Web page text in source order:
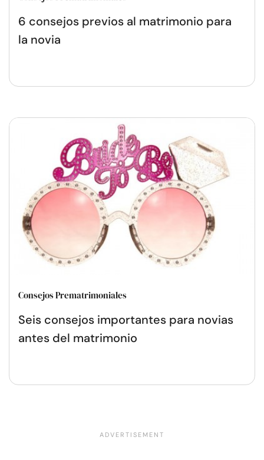
6 consejos previos al matrimonio para
la novia
Consejos Prematrimoniales
Seis consejos importantes para novias
antes del matrimonio